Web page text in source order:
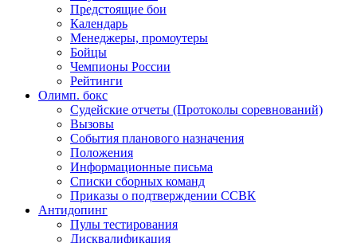
Предстоящие бои
Календарь
Менеджеры, промоутеры
Бойцы
Чемпионы России
Рейтинги
Олимп. бокс
Судейские отчеты (Протоколы соревнований)
Вызовы
События планового назначения
Положения
Информационные письма
Списки сборных команд
Приказы о подтверждении ССВК
Антидопинг
Пулы тестирования
Дисквалификация